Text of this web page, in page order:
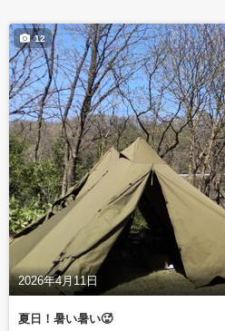
2026年4月11日
12
夏日！暑い暑い🥵